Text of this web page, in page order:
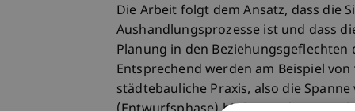
Die Arbeit folgt dem Ansatz, dass die
Aushandlungsprozesse ist und dass
Planung in den
Entsprechend werden am Beispiel
städtebauliche Praxis, also die